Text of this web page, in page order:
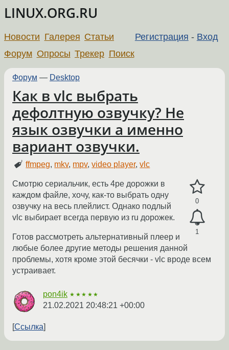
LINUX.ORG.RU
Регистрация - Вход
Новости Галерея Статьи
Форум Опросы Трекер Поиск
Форум — Desktop
Как в vlc выбрать
дефолтную озвучку? Не
язык озвучки а именно
вариант озвучки.
ffmpeg, mkv, mpv,video player,vlc
0
1
Смотрю сериальчик, есть 4ре дорожки в
каждом файле, хочу, как-то выбрать одну
озвучку на весь плейлист. Однако подлый
vlc выбирает всегда первую из ru дорожек.
Готов рассмотреть альтернативный плеер и
любые более другие методы решения данной
проблемы, хотя кроме этой бесячки - vlc вроде всем
устраивает.
pon4ik ★★★★★
21.02.2021 20:48:21 +00:00
Ссылка